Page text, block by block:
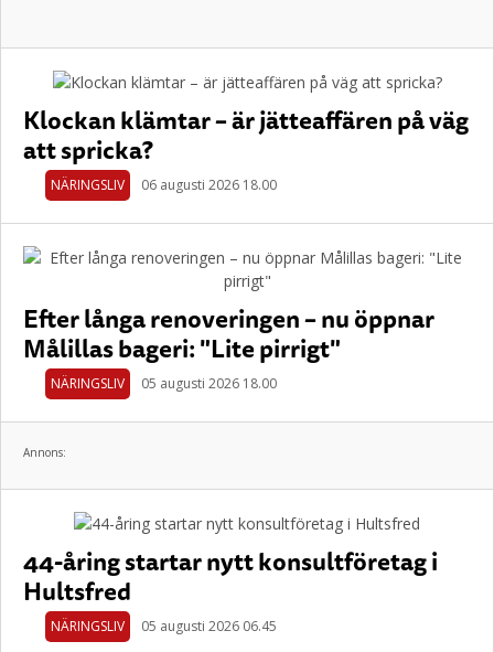
Klockan klämtar – är jätteaffären på väg
att spricka?
NÄRINGSLIV 06 augusti 2026 18.00
Efter långa renoveringen – nu öppnar
Målillas bageri: "Lite pirrigt"
NÄRINGSLIV 05 augusti 2026 18.00
Annons:
44-åring startar nytt konsultföretag i
Hultsfred
NÄRINGSLIV 05 augusti 2026 06.45